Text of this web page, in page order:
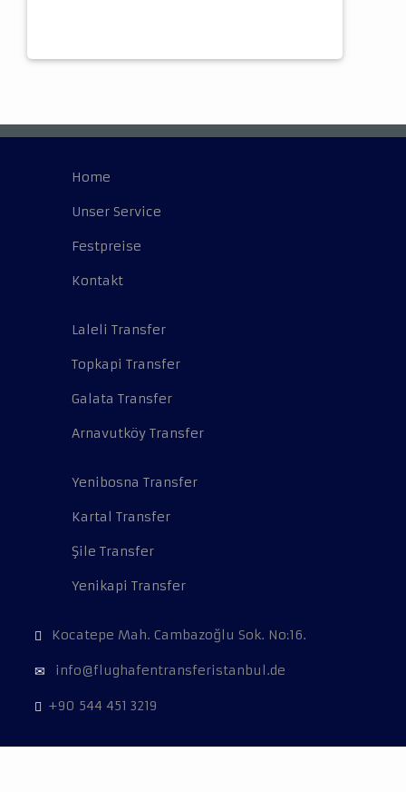
Home
Unser Service
Festpreise
Kontakt
Laleli Transfer
Topkapi Transfer
Galata Transfer
Arnavutköy Transfer
Yenibosna Transfer
Kartal Transfer
Şile Transfer
Yenikapi Transfer
Kocatepe Mah. Cambazoğlu Sok. No:16.
info@flughafentransferistanbul.de
+90 544 451 3219